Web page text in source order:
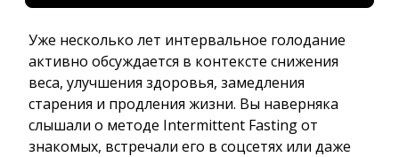
Уже несколько лет интервальное голодание
активно обсуждается в контексте снижения
веса, улучшения здоровья, замедления
старения и продления жизни. Вы наверняка
слышали о методе Intermittent Fasting от
знакомых, встречали его в соцсетях или даже